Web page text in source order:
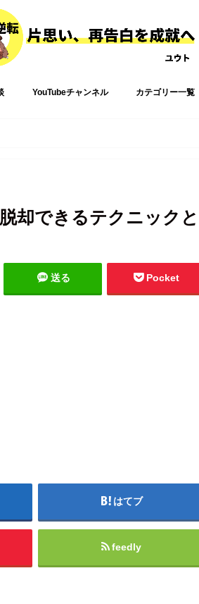
YouTubeチャンネル カテゴリー一覧
却できるテクニックと
送る Pocket
はてブ
feedly